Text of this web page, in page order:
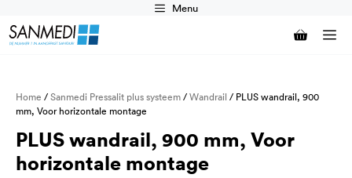
naar
de
Menu
Home /Sanmedi Pressalit plus systeem/Wandrail / PLUS wandrail, 900
mm, Voor horizontale montage
PLUS wandrail, 900 mm, Voor
horizontale montage